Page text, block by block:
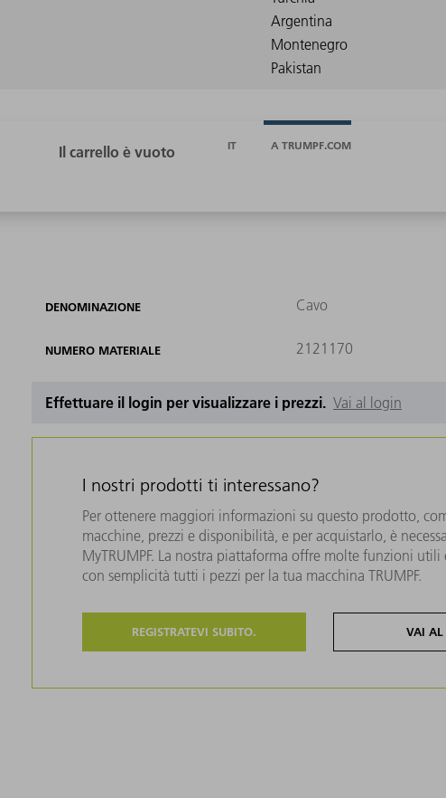
IT A TRUMPF.COM
DENOMINAZIONE Cavo
NUMERO MATERIALE 2121170
Effettuare il login per visualizzare i prezzi. Vai al login
I nostri prodotti ti interessano?
Per ottenere maggiori informazioni su questo prodotto,
macchine, prezzi e disponibilità, e per acquistarlo, è
MyTRUMPF. La nostra piattaforma offre molte funzioni utili
con semplicità tutti i pezzi per la tua macchina TRUMPF.
REGISTRATEVI SUBITO. VAI AL